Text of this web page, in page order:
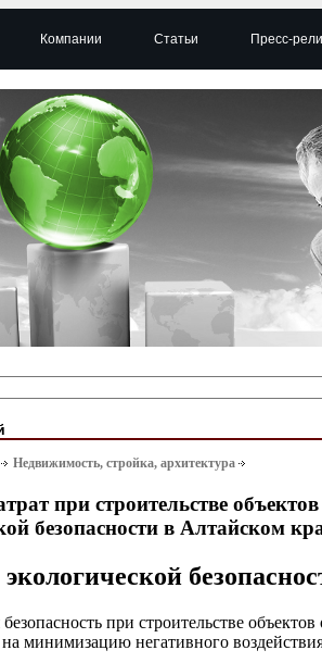
Компании Статьи Пресс-
Недвижимость, стройка, архитектура
при строительстве
безопасности в Алтайском
при строительстве
минимизацию негативного